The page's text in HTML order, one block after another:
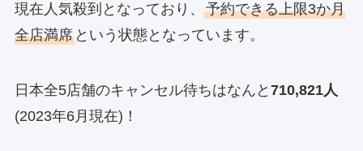
現在人気殺到となっており、 予約できる上限3か月
全店満席という状態となっています。
日本全5店舗のキャンセル待ちはなんと 710,821人
(2023年6月現在)！